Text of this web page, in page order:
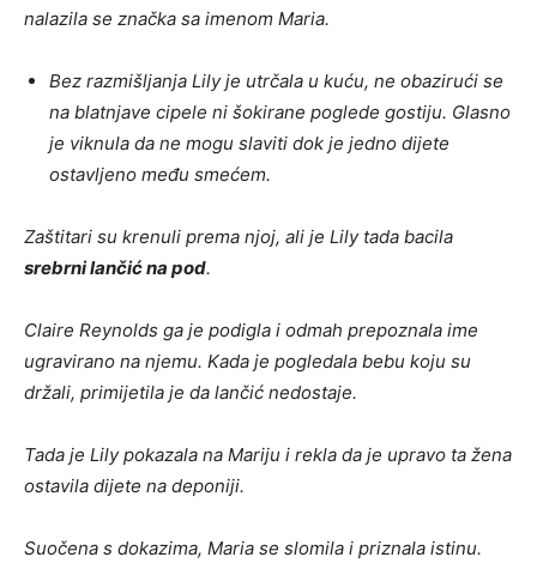
nalazila se značka sa imenom Maria.
Bez razmišljanja Lily je utrčala u kuću, ne obazirući se
na blatnjave cipele ni šokirane poglede gostiju. Glasno
je viknula da ne mogu slaviti dok je jedno dijete
ostavljeno među smećem.
Zaštitari su krenuli prema njoj, ali je Lily tada bacila
srebrni lančić na pod.
Claire Reynolds ga je podigla i odmah prepoznala ime
ugravirano na njemu. Kada je pogledala bebu koju su
držali, primijetila je da lančić nedostaje.
Tada je Lily pokazala na Mariju i rekla da je upravo ta žena
ostavila dijete na deponiji.
Suočena s dokazima, Maria se slomila i priznala istinu.